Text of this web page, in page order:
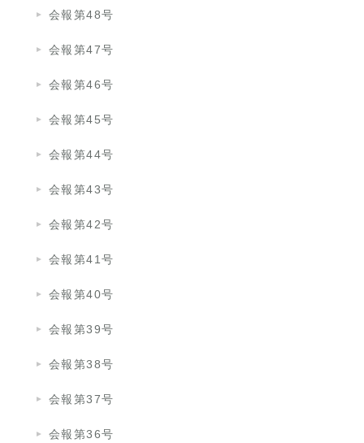
会報第48号
会報第47号
会報第46号
会報第45号
会報第44号
会報第43号
会報第42号
会報第41号
会報第40号
会報第39号
会報第38号
会報第37号
会報第36号